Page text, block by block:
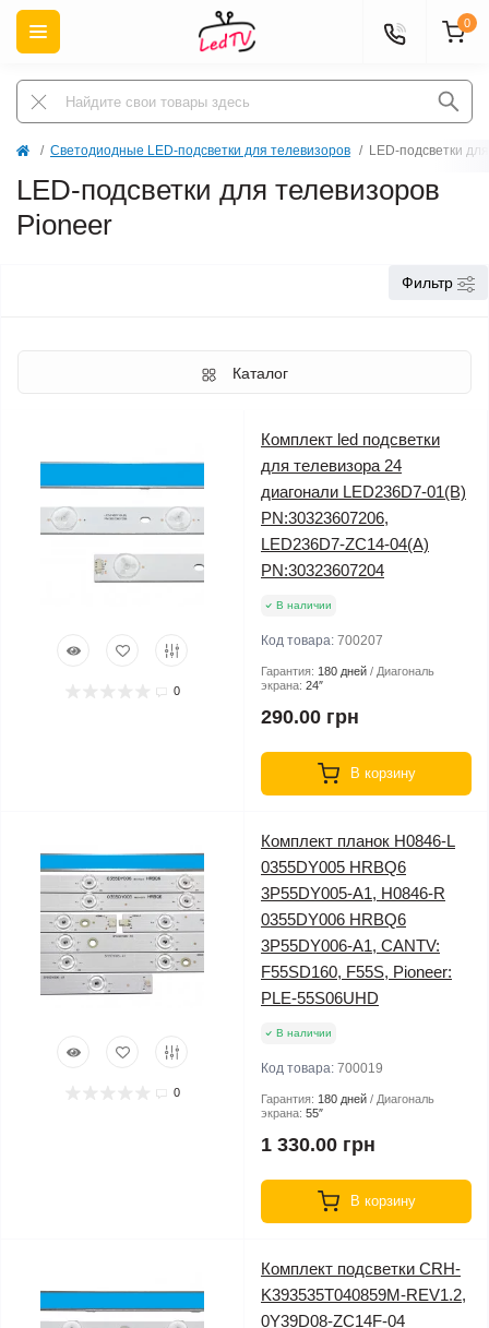
0
Светодиодные LED-подсветки для телевизоров LED-подсветки
LED-подсветки для телевизоров
Pioneer
Фильтр
Каталог
0
Комплект led подсветки
для телевизора 24
диагонали LED236D7-01(B)
PN:30323607206,
LED236D7-ZC14-04(A)
PN:30323607204
В наличии
Код товара: 700207
Гарантия: 180 дней
Диагональ
экрана: 24″
290.00 грн
В корзину
0
Комплект планок H0846-L
0355DY005 HRBQ6
3P55DY005-A1, H0846-R
0355DY006 HRBQ6
3P55DY006-A1, CANTV:
F55SD160, F55S, Pioneer:
PLE-55S06UHD
В наличии
Код товара: 700019
Гарантия: 180 дней
Диагональ
экрана: 55″
1 330.00 грн
В корзину
Комплект подсветки CRH-
K393535T040859M-REV1.2,
0Y39D08-ZC14F-04